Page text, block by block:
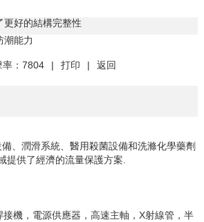
更好的結構完整性
潮能力
率：7804 | 打印 | 返回
、潤滑系統、醫用殺菌設備和洗滌化學藥劑
提供了經濟的流量保護方案
機，電源供應器，高速主軸， X射線管，半